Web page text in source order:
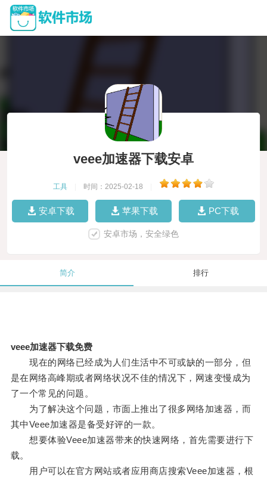
veee加速器下载安卓
工具 时间：2025-02-18
安卓下载 苹果下载 PC下载
安卓市场，安全绿色
简介 排行
veee加速器下载免费
现在的网络已经成为人们生活中不可或缺的一部分，但
是在网络高峰期或者网络状况不佳的情况下，网速变慢成为
了一个常见的问题。
为了解决这个问题，市面上推出了很多网络加速器，而
其中Veee加速器是备受好评的一款。
想要体验Veee加速器带来的快速网络，首先需要进行下
载。
用户可以在官方网站或者应用商店搜索Veee加速器，根